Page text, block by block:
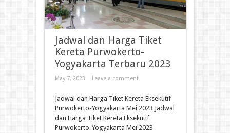
Jadwal dan Harga Tiket
Kereta Purwokerto-
Yogyakarta Terbaru 2023
May 7, 2023 Leave a comment
Jadwal dan Harga Tiket Kereta Eksekutif
Purwokerto-Yogyakarta Mei 2023 Jadwal
dan Harga Tiket Kereta Eksekutif
Purwokerto-Yogyakarta Mei 2023